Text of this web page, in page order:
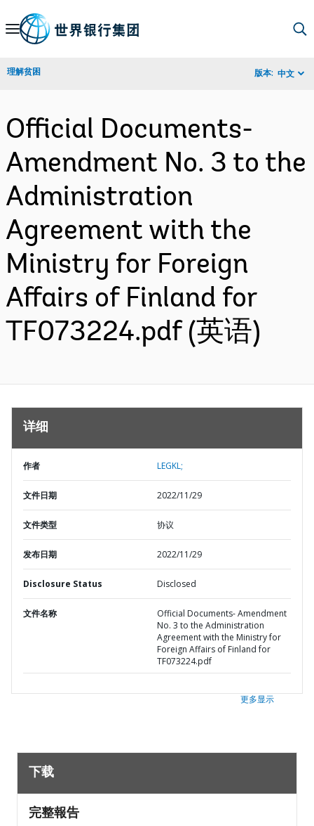
Skip
Navigation
理解贫困 版本: 中文
Official Documents-
Amendment No. 3 to the
Administration
Agreement with the
Ministry for Foreign
Affairs of Finland for
TF073224.pdf (英语)
详细
作者 LEGKL;
文件日期 2022/11/29
文件类型 协议
发布日期 2022/11/29
Disclosure Status Disclosed
文件名称
Official Documents- Amendment
No. 3 to the Administration
Agreement with the Ministry for
Foreign Affairs of Finland for
TF073224.pdf
更多显示
下载
完整報告